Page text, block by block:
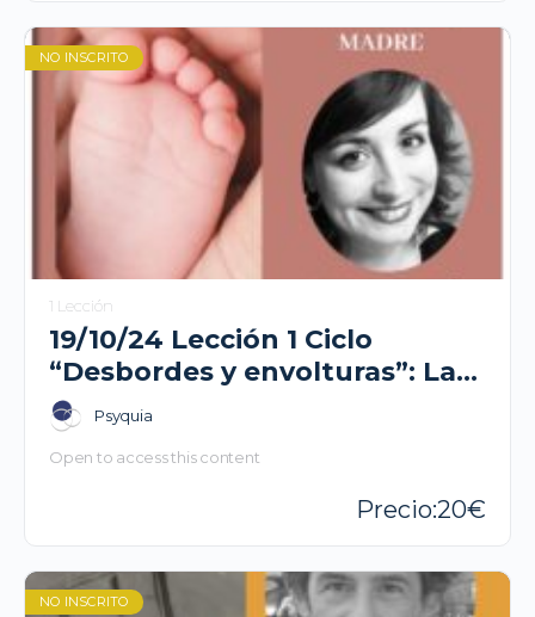
NO INSCRITO
1 Lección
19/10/24 Lección 1 Ciclo
“Desbordes y envolturas”: Las
envolturas sensoriales del
niño y de la madre. Elisa Sesé
Psyquia
Open to access this content
20
NO INSCRITO